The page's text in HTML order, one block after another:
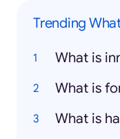
Trending
What is